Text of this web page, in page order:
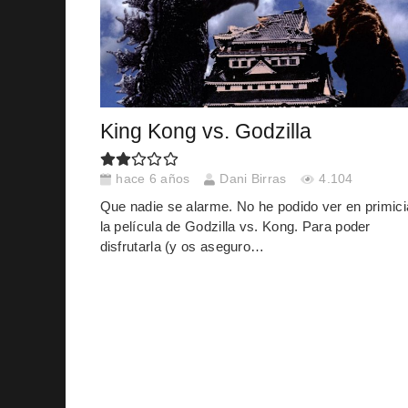
King Kong vs. Godzilla
hace 6 años Dani Birras 4.104
Que nadie se alarme. No he podido ver en
la película de Godzilla vs. Kong. Para poder
disfrutarla (y os aseguro…